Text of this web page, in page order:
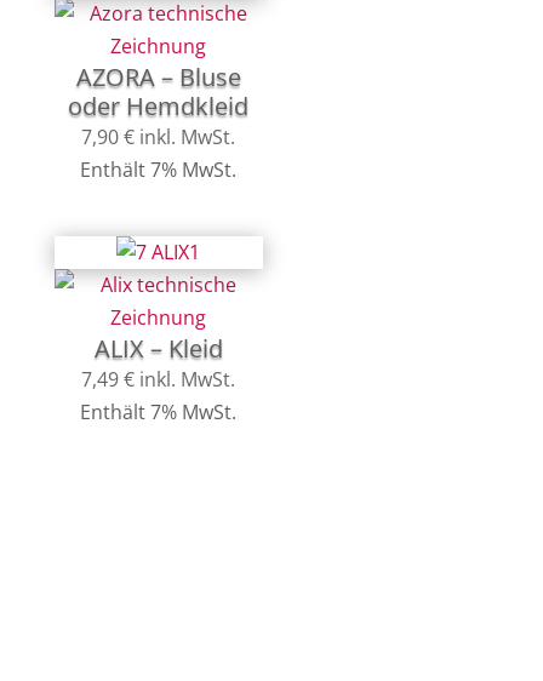
AZORA – Bluse
oder Hemdkleid
7,90€ inkl. MwSt.
Enthält 7% MwSt.
ALIX – Kleid
7,49€ inkl. MwSt.
Enthält 7% MwSt.